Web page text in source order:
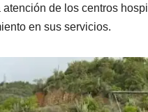
de los centros
en sus servicios.